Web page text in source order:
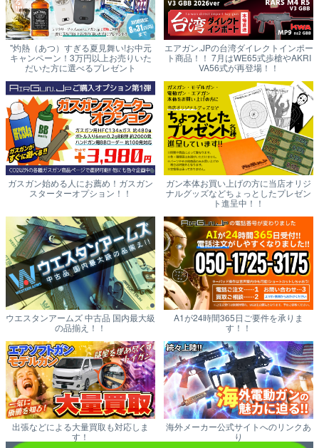
"灼熱（あつ）すぎる夏見舞い!お中元
キャンペーン！3万円以上お売りいた
だいた方に選べるプレゼント
エアガン.JPの台湾ダイレクトインポー
ト商品！！ 7月はWE65式歩槍やAKRI
VA56式が再登場！！
ガスガン始める人にお薦め！ガスガン
スターターオプション！！
ガン本体お買い上げの方に当店オリジ
ナルグッズなどちょっとしたプレゼン
ト進呈中！！
ウエスタンアームズ 中古品 国内最大級
の品揃え！！
A1が24時間365日ご要件を承りま
す！！
出張などによる大量買取も対応しま
す！
海外メーカー公式サイトへのリンクあ
り